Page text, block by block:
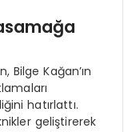
Kağan’ın
hatırlattı.
geliştirerek